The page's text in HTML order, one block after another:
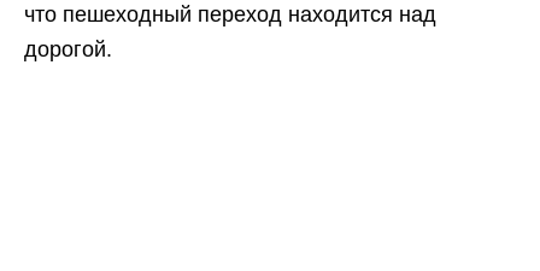
что пешеходный переход находится над
дорогой.